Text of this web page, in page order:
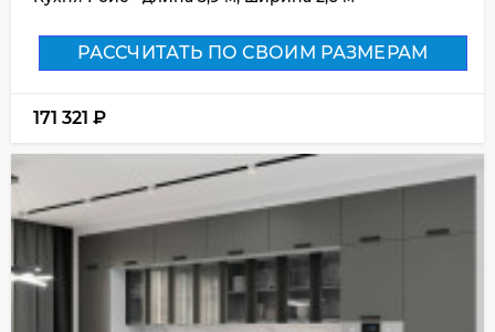
РАССЧИТАТЬ ПО СВОИМ РАЗМЕРАМ
171 321 ₽